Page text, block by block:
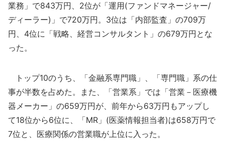
業務」で843万円、2位が「運用(ファンドマネージャー/
ディーラー)」で720万円。3位は「内部監査」の709万
円、4位に「戦略、経営コンサルタント」の679万円とな
った。
トップ10のうち、「金融系専門職」、「専門職」系の仕
事が半数を占めた。また、「営業系」では「営業－医療機
器メーカー」の659万円が、前年から63万円もアップし
て18位から6位に、「MR」(医薬情報担当者)は658万円で
7位と、医療関係の営業職が上位に入った。